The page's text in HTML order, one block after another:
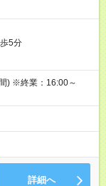
5分
) ※終業：16:00～
詳細へ